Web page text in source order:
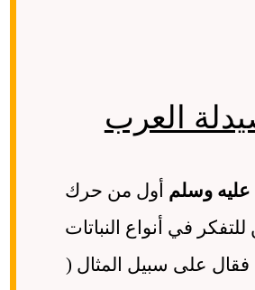
العرب
وسلم أول من حرك
في أنواع النباتات
فقال على سبيل المثال (